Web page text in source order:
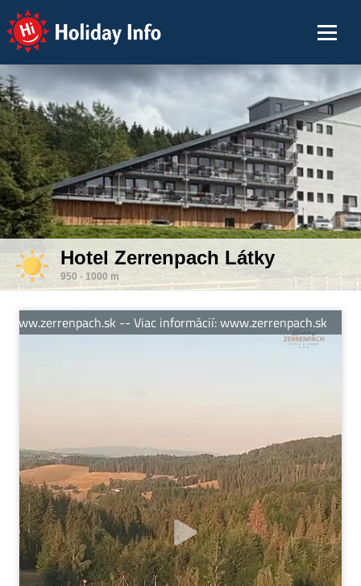
Holiday Info
Hotel Zerrenpach Látky
950 - 1000 m
-- Viac informácií: www.zerrenpach.sk